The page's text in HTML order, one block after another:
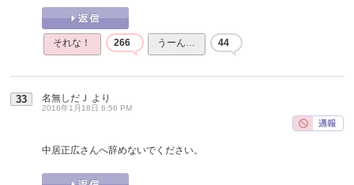
それな！ 266 うーん… 44
33 名無しだＪ より
2016年1月18日 6:56 PM
中居正広さんへ辞めないでください。